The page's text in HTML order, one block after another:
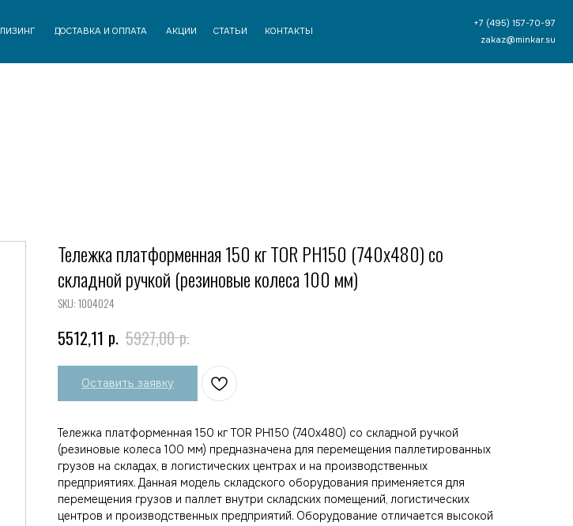
ДОСТАВКА И ОПЛАТА АКЦИИ СТАТЬИ КОНТАКТЫ
Тележка платформенная 150 кг TOR PH150 (740х480) со
складной ручкой (резиновые колеса 100 мм)
SKU:1004024
5512,11 р. 5927,00 р.
Оставить заявку
Тележка платформенная 150 кг TOR PH150 (740х480) со складной ручкой
(резиновые колеса 100 мм) предназначена для перемещения паллетированных
грузов на складах, в логистических центрах и на производственных
предприятиях. Данная модель складского оборудования применяется для
перемещения грузов и паллет внутри складских помещений, логистических
центров и производственных предприятий. Оборудование отличается высокой